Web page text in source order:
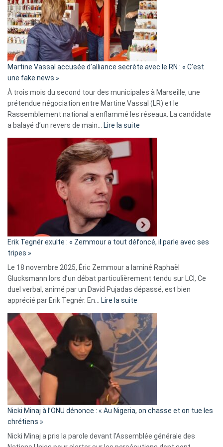
Algérie
Martine Vassal accusée d’alliance secrète avec le RN : « C’est
une fake news »
À trois mois du second tour des municipales à Marseille, une
prétendue négociation entre Martine Vassal (LR) et le
Rassemblement national a enflammé les réseaux. La candidate
a balayé d’un revers de main…
Lire la suite
d’alliance
secrète
«
C’est
fake
news
»
Erik Tegnér exulte : « Zemmour a tout défoncé, il parle avec ses
tripes »
Le 18 novembre 2025, Éric Zemmour a laminé Raphaël
Glucksmann lors d’un débat particulièrement tendu sur LCI, Ce
duel verbal, animé par un David Pujadas dépassé, est bien
apprécié par Erik Tegnér. En…
Lire la suite
Tegnér
exulte
« Zemmour
a
tout
parle
ses
tripes »
Nicki Minaj à l’ONU dénonce : « Au Nigeria, on chasse et on tue les
chrétiens »
Nicki Minaj a pris la parole devant l’Assemblée générale des